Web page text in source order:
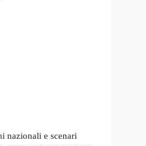
nazionali e scenari